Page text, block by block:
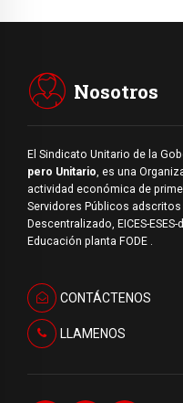
Nosotros
El Sindicato Unitario de la
pero Unitario, es una
actividad económica de
Servidores Públicos
Descentralizado, EICES-
Educación planta FODE .
CONTÁCTENOS
LLAMENOS